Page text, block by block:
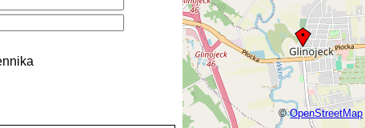
©OpenStreetMap